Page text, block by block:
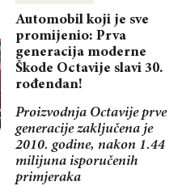
Automobil koji je sve
promijenio: Prva
generacija moderne
Škode Octavije slavi 30.
rođendan!
Proizvodnja Octavije prve
generacije zaključena je
2010. godine, nakon 1.44
milijuna isporučenih
primjeraka